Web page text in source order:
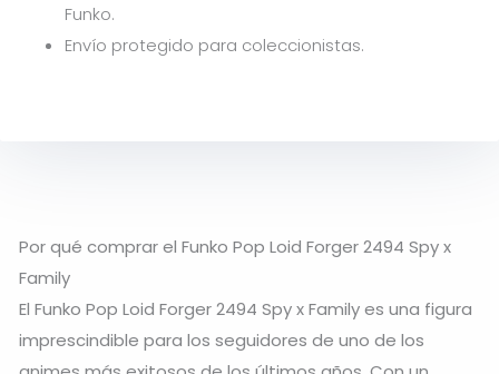
Funko.
Envío protegido para coleccionistas.
Por qué comprar el Funko Pop Loid Forger 2494 Spy x
Family
El Funko Pop Loid Forger 2494 Spy x Family es una figura
imprescindible para los seguidores de uno de los